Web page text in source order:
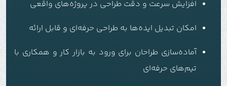
افزایش سرعت و دقت طراحی در پروژه‌های واقعی
امکان تبدیل ایده‌ها به طراحی حرفه‌ای و قابل ارائه
آماده‌سازی طراحان برای ورود به بازار کار و همکاری با
تیم‌های حرفه‌ای